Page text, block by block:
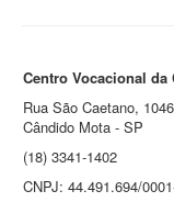
Centro Vocacional
Rua São Caetano,
Cândido Mota - SP
(18) 3341-1402
CNPJ: 44.491.694/